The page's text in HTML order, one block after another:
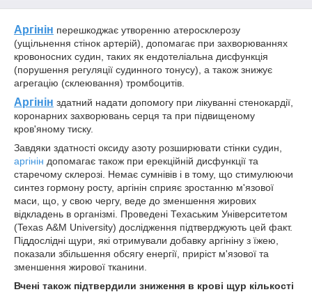
Аргінін перешкоджає утворенню атеросклерозу
(ущільнення стінок артерій), допомагає при захворюваннях
кровоносних судин, таких як ендотеліальна дисфункція
(порушення регуляції судинного тонусу), а також знижує
агрегацію (склеювання) тромбоцитів.
Аргінін здатний надати допомогу при лікуванні стенокардії,
коронарних захворювань серця та при підвищеному
кров'яному тиску.
Завдяки здатності оксиду азоту розширювати стінки судин,
аргінін допомагає також при ерекційній дисфункції та
старечому склерозі. Немає сумнівів і в тому, що стимулюючи
синтез гормону росту, аргінін сприяє зростанню м'язової
маси, що, у свою чергу, веде до зменшення жирових
відкладень в організмі. Проведені Техаським Університетом
(Texas А&М University) дослідження підтверджують цей факт.
Піддослідні щури, які отримували добавку аргініну з їжею,
показали збільшення обсягу енергії, приріст м'язової та
зменшення жирової тканини.
Вчені також підтвердили зниження в крові щур кількості